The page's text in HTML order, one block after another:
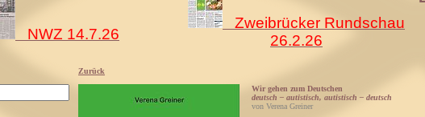
NWZ 14.7.26
Zweibrücker Rundschau
26.2.26
Zurück
Wir gehen zum Deutschen
deutsch – autistisch, autistisch – deutsch
von Verena Greiner